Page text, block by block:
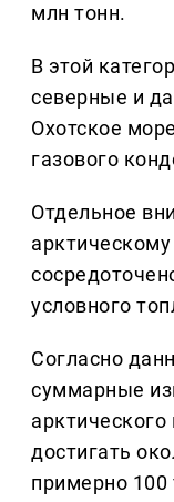
млн тонн.
В этой
северные и
Охотское
газового
Отдельное
условного
Согласно
суммарные
достигать
примерно 100